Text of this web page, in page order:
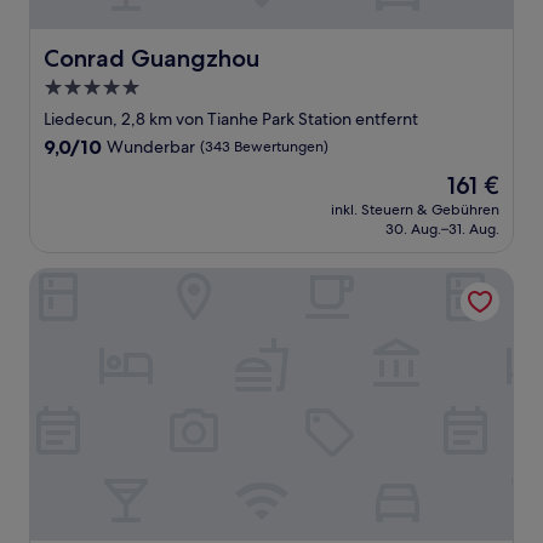
Conrad Guangzhou
Conrad Guangzhou
5.0-
Sterne-
Unterkunft
Liedecun, 2,8 km von Tianhe Park Station entfernt
9.0
9,0/10 Wunderbar (343 Bewertungen)
Der
Preis
beträgt
161 €
inkl. Steuern & Gebühren
30. Aug.–31. Aug.